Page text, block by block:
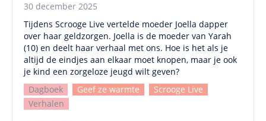
30 december 2025
Tijdens Scrooge Live vertelde moeder Joella dapper
over haar geldzorgen. Joella is de moeder van Yarah
(10) en deelt haar verhaal met ons. Hoe is het als je
altijd de eindjes aan elkaar moet knopen, maar je ook
je kind een zorgeloze jeugd wilt geven?
Dagboek
Geef ze warmte
Scrooge Live
Verhalen